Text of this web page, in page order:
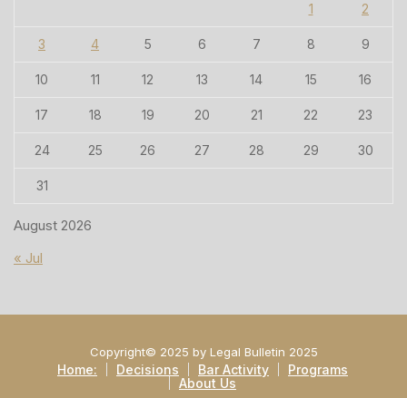
August 2026
1 2
3 4 5 6 7 8 9
10 11 12 13 14 15 16
17 18 19 20 21 22 23
24 25 26 27 28 29 30
31
« Jul
Copyright© 2025 by Legal Bulletin 2025
Home: Decisions Bar Activity
Programs
About Us